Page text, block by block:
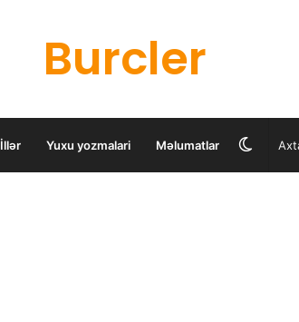
Burcler
İllər Yuxu yozmalari Məlumatlar Switch